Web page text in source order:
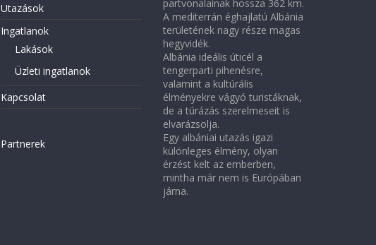
Utazások
Ingatlanok
Lakások
Üzleti ingatlanok
Kapcsolat
Partnerek
partvonalainak hossza 362 km.
A mediterrán éghajlatú Albánia
területének nagy része magas
hegyvidék.
Albánia ideális úticél a
tengerparti pihenésre,
valamint a kultúrális
élményekre vágyó turistáknak,
de a túrázás szerelmeseit is
elvarázsolja.
Egy albániai utazás igazi
különleges élmény, olyan
érzést kelt az emberben,
mintha már nem is Európában
járna.